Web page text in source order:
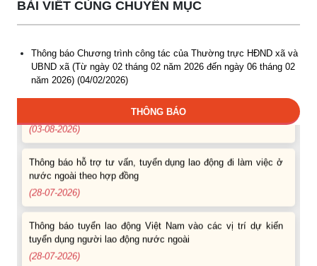
BÀI VIẾT CÙNG CHUYÊN MỤC
Thông báo Chương trình công tác của Thường trực HĐND xã và
UBND xã (Từ ngày 02 tháng 02 năm 2026 đến ngày 06 tháng 02
năm 2026) (04/02/2026)
THÔNG BÁO
(07-08-2026)
(04-08-2026)
(03-08-2026)
nước ngoài theo hợp đồng
(28-07-2026)
tuyển dụng người lao động nước ngoài
(28-07-2026)